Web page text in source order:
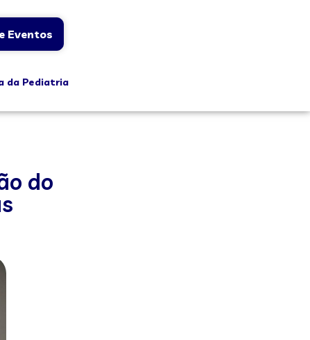
Eventos
da Pediatria
do